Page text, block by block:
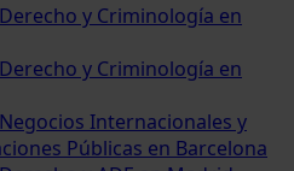
y Criminología en
y Criminología en
Internacionales y
Públicas en Barcelona